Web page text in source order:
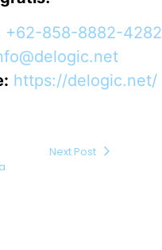
+62-858-8882-4282
https://delogic.net/
Next Post